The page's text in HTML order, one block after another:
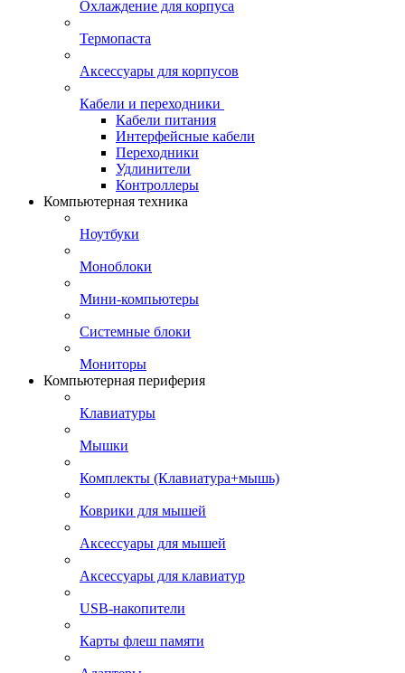
Охлаждение для корпуса
Термопаста
Аксессуары для корпусов
Кабели и переходники
Кабели питания
Интерфейсные кабели
Переходники
Удлинители
Контроллеры
Компьютерная техника
Ноутбуки
Моноблоки
Мини-компьютеры
Системные блоки
Мониторы
Компьютерная периферия
Клавиатуры
Мышки
Комплекты (Клавиатура+мышь)
Коврики для мышей
Аксессуары для мышей
Аксессуары для клавиатур
USB-накопители
Карты флеш памяти